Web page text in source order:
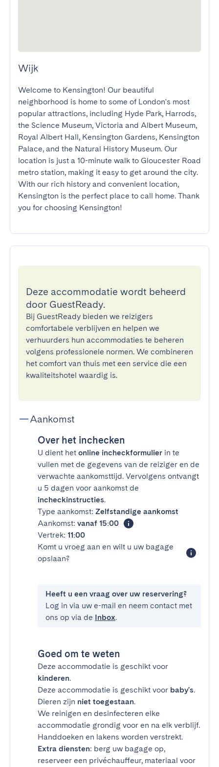
Wijk
Welcome to Kensington! Our beautiful
neighborhood is home to some of London's most
popular attractions, including Hyde Park, Harrods,
the Science Museum, Victoria and Albert Museum,
Royal Albert Hall, Kensington Gardens, Kensington
Palace, and the Natural History Museum. Our
location is just a 10-minute walk to Gloucester Road
metro station, making it easy to get around the city.
With our rich history and convenient location,
Kensington is the perfect place to call home. Thank
you for choosing Kensington!
Deze accommodatie wordt beheerd
door GuestReady.
Bij GuestReady bieden we reizigers
comfortabele verblijven en helpen we
verhuurders hun accommodaties te beheren
volgens professionele normen. We combineren
het comfort van thuis met een service die een
kwaliteitshotel waardig is.
Aankomst
Over het inchecken
U dient het online incheckformulier in te
vullen met de gegevens van de reiziger en de
verwachte aankomsttijd. Vervolgens ontvangt
u 5 dagen voor aankomst de
incheckinstructies.
Type aankomst: Zelfstandige aankomst
Aankomst: vanaf 15:00
Vertrek: 11:00
Komt u vroeg aan en wilt u uw bagage
opslaan?
Heeft u een vraag over uw reservering?
Log in via uw e-mail en neem contact met
ons op via de Inbox.
Goed om te weten
Deze accommodatie is geschikt voor
kinderen.
Deze accommodatie is geschikt voor baby's.
Dieren zijn niet toegestaan.
We reinigen en desinfecteren elke
accommodatie grondig voor en na elk verblijf.
Handdoeken en lakens worden verstrekt.
Extra diensten: berg uw bagage op,
reserveer een privéchauffeur, materiaal voor